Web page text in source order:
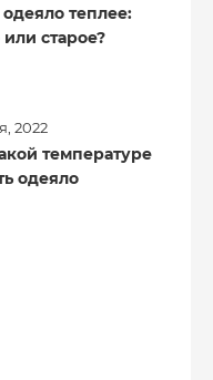
теплее:
старое?
2022
температуре
одеяло